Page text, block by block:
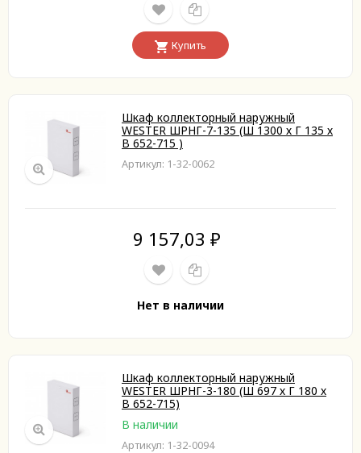
Купить
Шкаф коллекторный наружный
WESTER ШРНГ-7-135 (Ш 1300 х Г 135 х
В 652-715 )
Артикул: 1-32-0062
9 157,03 ₽
Нет в наличии
Шкаф коллекторный наружный
WESTER ШРНГ-3-180 (Ш 697 х Г 180 х
В 652-715)
В наличии
Артикул: 1-32-0094